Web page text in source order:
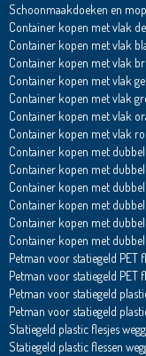
Schoonmaakdoeken en
Container kopen met vlak
Container kopen met vlak
Container kopen met vlak
Container kopen met vlak
Container kopen met vlak
Container kopen met vlak
Container kopen met vlak
Container kopen met
Container kopen met
Container kopen met
Container kopen met
Container kopen met
Container kopen met
Petman voor statiegeld PET
Petman voor statiegeld PET
Petman voor statiegeld
Petman voor statiegeld
Statiegeld plastic flesjes
Statiegeld plastic flessen